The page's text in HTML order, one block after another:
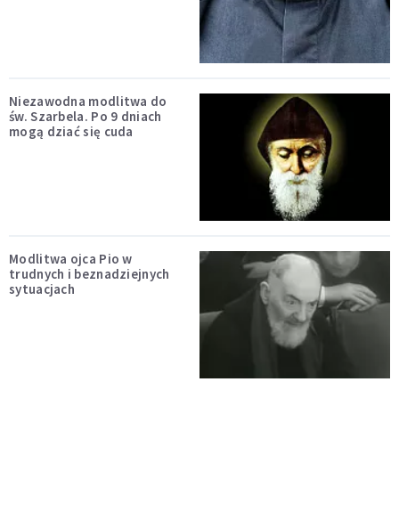
Niezawodna modlitwa do
św. Szarbela. Po 9 dniach
mogą dziać się cuda
Modlitwa ojca Pio w
trudnych i beznadziejnych
sytuacjach